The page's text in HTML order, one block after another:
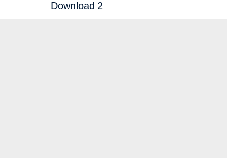
Download 2